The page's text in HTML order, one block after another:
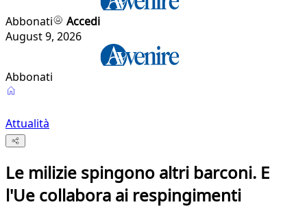
Abbonati
Accedi
August 9, 2026
Abbonati
Attualità
Le milizie spingono altri barconi. E
l'Ue collabora ai respingimenti